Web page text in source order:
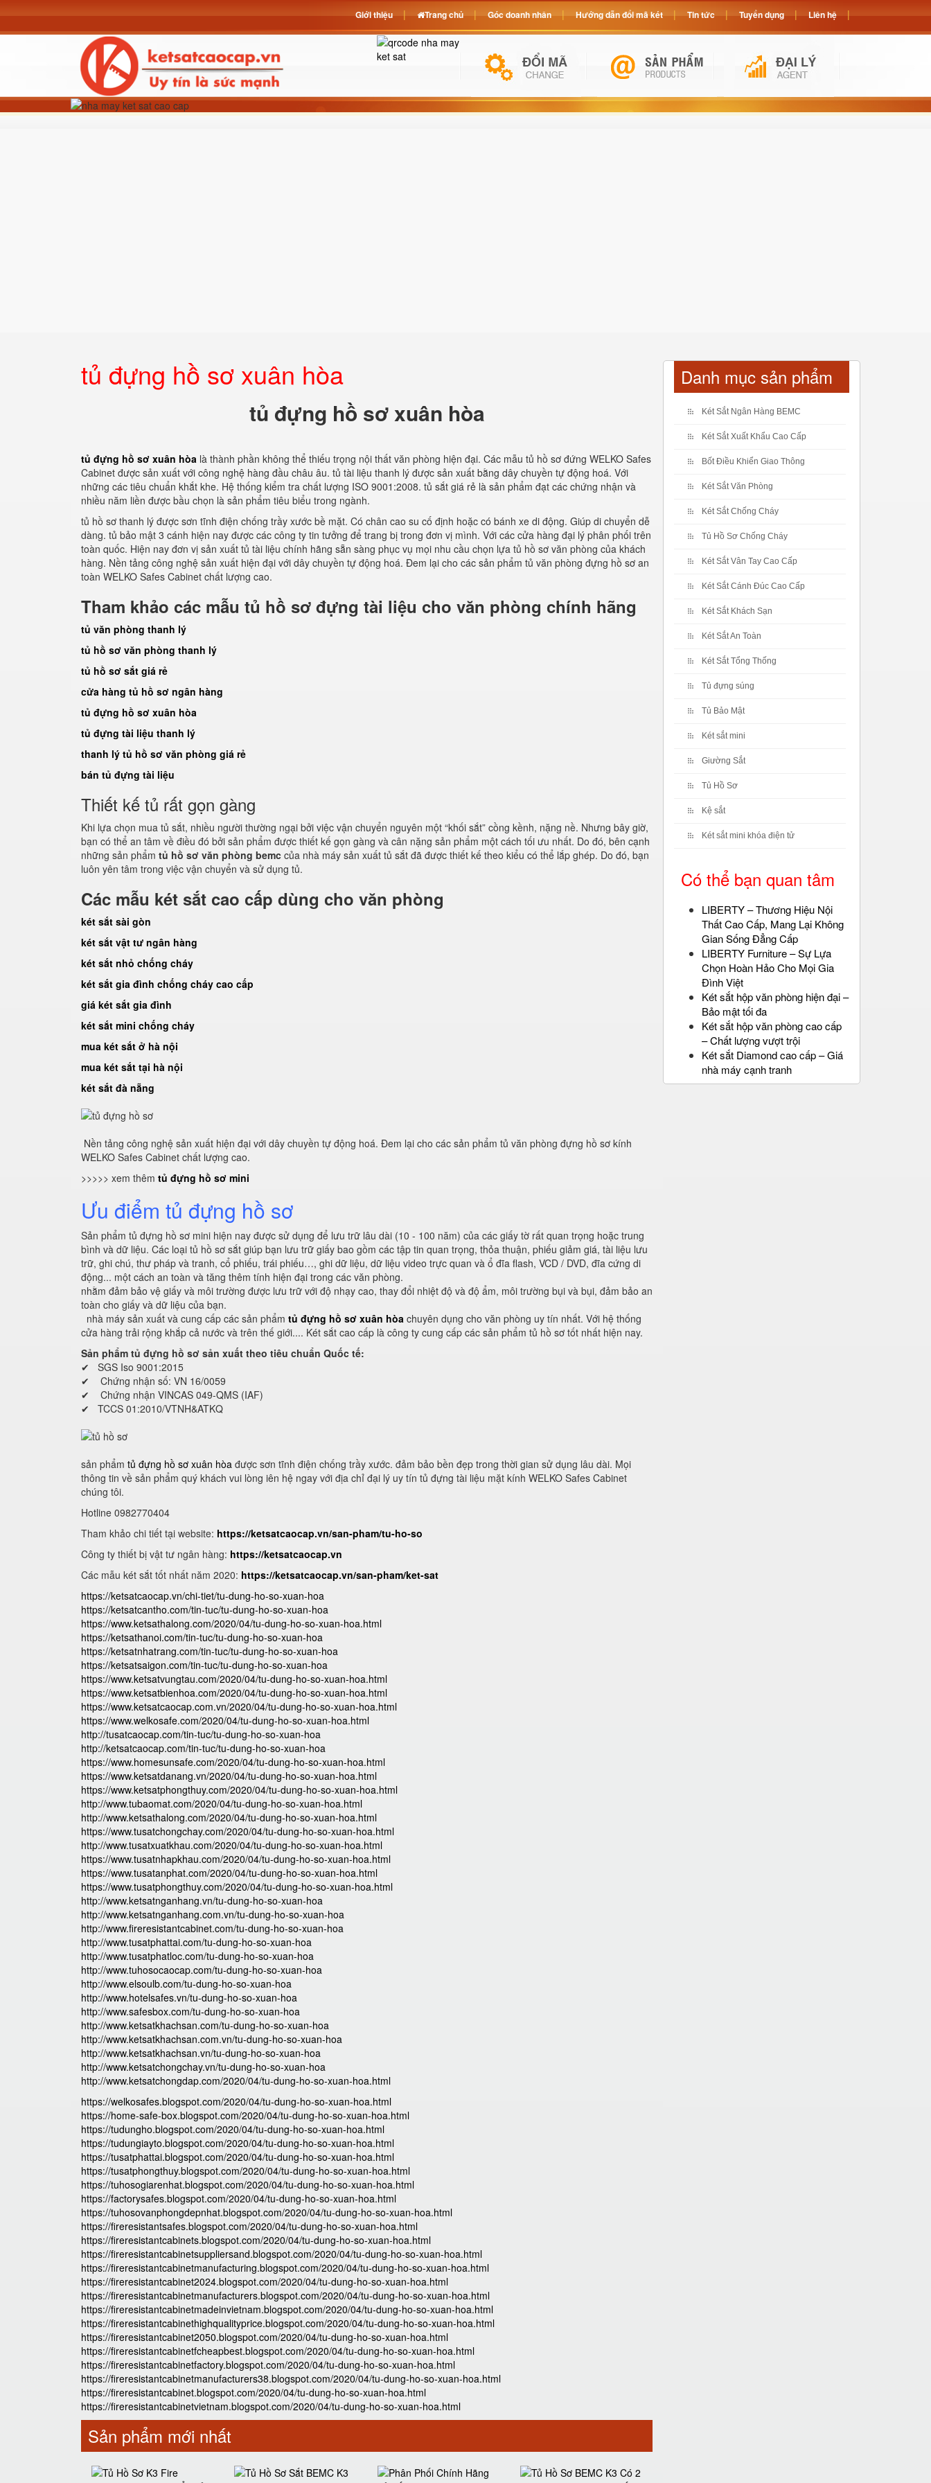
tủ đựng hồ sơ xuân hòa
tủ đựng hồ sơ xuân hòa
tủ đựng hồ sơ xuân hòa là thành phần không thể thiếu trọng nội thất văn phòng hiện đại. Các mẫu tủ hồ sơ đứng WELKO Safes
Cabinet được sản xuất với công nghệ hàng đầu châu âu. tủ tài liệu thanh lý được sản xuất bằng dây chuyền tự động hoá. Với
những các tiêu chuẩn khắt khe. Hệ thống kiểm tra chất lượng ISO 9001:2008. tủ sắt giá rẻ là sản phẩm đạt các chứng nhận và
nhiều năm liền được bầu chọn là sản phẩm tiêu biểu trong ngành.
tủ hồ sơ thanh lý được sơn tĩnh điện chống trầy xước bề mặt. Có chân cao su cố định hoặc có bánh xe di động. Giúp di chuyển dễ
dàng. tủ bảo mật 3 cánh hiện nay được các công ty tin tưởng để trang bị trong đơn vị mình. Với các cửa hàng đại lý phân phối trên
toàn quốc. Hiện nay đơn vị sản xuất tủ tài liệu chính hãng sẵn sàng phục vụ mọi nhu cầu chọn lựa tủ hồ sơ văn phòng của khách
hàng. Nền tảng công nghệ sản xuất hiện đại với dây chuyền tự động hoá. Đem lại cho các sản phẩm tủ văn phòng đựng hồ sơ an
toàn WELKO Safes Cabinet chất lượng cao.
Tham khảo các mẫu tủ hồ sơ đựng tài liệu cho văn phòng chính hãng
tủ văn phòng thanh lý
tủ hồ sơ văn phòng thanh lý
tủ hồ sơ sắt giá rẻ
cửa hàng tủ hồ sơ ngân hàng
tủ đựng hồ sơ xuân hòa
tủ đựng tài liệu thanh lý
thanh lý tủ hồ sơ văn phòng giá rẻ
bán tủ đựng tài liệu
Thiết kế tủ rất gọn gàng
Khi lựa chọn mua tủ sắt, nhiều người thường ngại bởi việc vận chuyển nguyên một “khối sắt” cồng kềnh, nặng nề. Nhưng bây giờ,
bạn có thể an tâm về điều đó bởi sản phẩm được thiết kế gọn gàng và cân nặng sản phẩm một cách tối ưu nhất. Do đó, bên cạnh
những sản phẩm tủ hồ sơ văn phòng bemc của nhà máy sản xuất tủ sắt đã được thiết kế theo kiểu có thể lắp ghép. Do đó, bạn
luôn yên tâm trong việc vận chuyển và sử dụng tủ.
Các mẫu két sắt cao cấp dùng cho văn phòng
két sắt sài gòn
két sắt vật tư ngân hàng
két sắt nhỏ chống cháy
két sắt gia đình chống cháy cao cấp
giá két sắt gia đình
két sắt mini chống cháy
mua két sắt ở hà nội
mua két sắt tại hà nội
két sắt đà nẵng
Nền tảng công nghệ sản xuất hiện đại với dây chuyền tự động hoá. Đem lại cho các sản phẩm tủ văn phòng đựng hồ sơ kính
WELKO Safes Cabinet chất lượng cao.
>>>>> xem thêm tủ đựng hồ sơ mini
Ưu điểm tủ đựng hồ sơ
Sản phẩm tủ đựng hồ sơ mini hiện nay được sử dụng để lưu trữ lâu dài (10 - 100 năm) của các giấy tờ rất quan trọng hoặc trung
bình và dữ liệu. Các loại tủ hồ sơ sắt giúp bạn lưu trữ giấy bao gồm các tập tin quan trọng, thỏa thuận, phiếu giảm giá, tài liệu lưu
trữ, ghi chú, thư pháp và tranh, cổ phiếu, trái phiếu…, ghi dữ liệu, dữ liệu video trực quan và ổ đĩa flash, VCD / DVD, đĩa cứng di
động... một cách an toàn và tăng thêm tính hiện đại trong các văn phòng.
nhằm đảm bảo vệ giấy và môi trường được lưu trữ với độ nhạy cao, thay đổi nhiệt độ và độ ẩm, môi trường bụi và bụi, đảm bảo an
toàn cho giấy và dữ liệu của bạn.
nhà máy sản xuất và cung cấp các sản phẩm tủ đựng hồ sơ xuân hòa chuyên dụng cho văn phòng uy tín nhất. Với hệ thống
cửa hàng trải rộng khắp cả nước và trên thế giới.... Két sắt cao cấp là công ty cung cấp các sản phẩm tủ hồ sơ tốt nhất hiện nay.
Sản phẩm tủ đựng hồ sơ sản xuất theo tiêu chuẩn Quốc tế:
✔ SGS Iso 9001:2015
✔ Chứng nhận số: VN 16/0059
✔ Chứng nhận VINCAS 049-QMS (IAF)
✔ TCCS 01:2010/VTNH&ATKQ
sản phẩm tủ đựng hồ sơ xuân hòa được sơn tĩnh điện chống trầy xước. đảm bảo bền đẹp trong thời gian sử dụng lâu dài. Mọi
thông tin về sản phẩm quý khách vui lòng iên hệ ngay với địa chỉ đại lý uy tín tủ đựng tài liệu mặt kính WELKO Safes Cabinet
chúng tôi.
Hotline 0982770404
Tham khảo chi tiết tại website: https://ketsatcaocap.vn/san-pham/tu-ho-so
Công ty thiết bị vật tư ngân hàng: https://ketsatcaocap.vn
Các mẫu két sắt tốt nhất năm 2020: https://ketsatcaocap.vn/san-pham/ket-sat
https://ketsatcaocap.vn/chi-tiet/tu-dung-ho-so-xuan-hoa
https://ketsatcantho.com/tin-tuc/tu-dung-ho-so-xuan-hoa
https://www.ketsathalong.com/2020/04/tu-dung-ho-so-xuan-hoa.html
https://ketsathanoi.com/tin-tuc/tu-dung-ho-so-xuan-hoa
https://ketsatnhatrang.com/tin-tuc/tu-dung-ho-so-xuan-hoa
https://ketsatsaigon.com/tin-tuc/tu-dung-ho-so-xuan-hoa
https://www.ketsatvungtau.com/2020/04/tu-dung-ho-so-xuan-hoa.html
https://www.ketsatbienhoa.com/2020/04/tu-dung-ho-so-xuan-hoa.html
https://www.ketsatcaocap.com.vn/2020/04/tu-dung-ho-so-xuan-hoa.html
https://www.welkosafe.com/2020/04/tu-dung-ho-so-xuan-hoa.html
http://tusatcaocap.com/tin-tuc/tu-dung-ho-so-xuan-hoa
http://ketsatcaocap.com/tin-tuc/tu-dung-ho-so-xuan-hoa
https://www.homesunsafe.com/2020/04/tu-dung-ho-so-xuan-hoa.html
https://www.ketsatdanang.vn/2020/04/tu-dung-ho-so-xuan-hoa.html
https://www.ketsatphongthuy.com/2020/04/tu-dung-ho-so-xuan-hoa.html
http://www.tubaomat.com/2020/04/tu-dung-ho-so-xuan-hoa.html
http://www.ketsathalong.com/2020/04/tu-dung-ho-so-xuan-hoa.html
https://www.tusatchongchay.com/2020/04/tu-dung-ho-so-xuan-hoa.html
http://www.tusatxuatkhau.com/2020/04/tu-dung-ho-so-xuan-hoa.html
https://www.tusatnhapkhau.com/2020/04/tu-dung-ho-so-xuan-hoa.html
https://www.tusatanphat.com/2020/04/tu-dung-ho-so-xuan-hoa.html
https://www.tusatphongthuy.com/2020/04/tu-dung-ho-so-xuan-hoa.html
http://www.ketsatnganhang.vn/tu-dung-ho-so-xuan-hoa
http://www.ketsatnganhang.com.vn/tu-dung-ho-so-xuan-hoa
http://www.fireresistantcabinet.com/tu-dung-ho-so-xuan-hoa
http://www.tusatphattai.com/tu-dung-ho-so-xuan-hoa
http://www.tusatphatloc.com/tu-dung-ho-so-xuan-hoa
http://www.tuhosocaocap.com/tu-dung-ho-so-xuan-hoa
http://www.elsoulb.com/tu-dung-ho-so-xuan-hoa
http://www.hotelsafes.vn/tu-dung-ho-so-xuan-hoa
http://www.safesbox.com/tu-dung-ho-so-xuan-hoa
http://www.ketsatkhachsan.com/tu-dung-ho-so-xuan-hoa
http://www.ketsatkhachsan.com.vn/tu-dung-ho-so-xuan-hoa
http://www.ketsatkhachsan.vn/tu-dung-ho-so-xuan-hoa
http://www.ketsatchongchay.vn/tu-dung-ho-so-xuan-hoa
http://www.ketsatchongdap.com/2020/04/tu-dung-ho-so-xuan-hoa.html
https://welkosafes.blogspot.com/2020/04/tu-dung-ho-so-xuan-hoa.html
https://home-safe-box.blogspot.com/2020/04/tu-dung-ho-so-xuan-hoa.html
https://tudungho.blogspot.com/2020/04/tu-dung-ho-so-xuan-hoa.html
https://tudungiayto.blogspot.com/2020/04/tu-dung-ho-so-xuan-hoa.html
https://tusatphattai.blogspot.com/2020/04/tu-dung-ho-so-xuan-hoa.html
https://tusatphongthuy.blogspot.com/2020/04/tu-dung-ho-so-xuan-hoa.html
https://tuhosogiarenhat.blogspot.com/2020/04/tu-dung-ho-so-xuan-hoa.html
https://factorysafes.blogspot.com/2020/04/tu-dung-ho-so-xuan-hoa.html
https://tuhosovanphongdepnhat.blogspot.com/2020/04/tu-dung-ho-so-xuan-hoa.html
https://fireresistantsafes.blogspot.com/2020/04/tu-dung-ho-so-xuan-hoa.html
https://fireresistantcabinets.blogspot.com/2020/04/tu-dung-ho-so-xuan-hoa.html
https://fireresistantcabinetsuppliersand.blogspot.com/2020/04/tu-dung-ho-so-xuan-hoa.html
https://fireresistantcabinetmanufacturing.blogspot.com/2020/04/tu-dung-ho-so-xuan-hoa.html
https://fireresistantcabinet2024.blogspot.com/2020/04/tu-dung-ho-so-xuan-hoa.html
https://fireresistantcabinetmanufacturers.blogspot.com/2020/04/tu-dung-ho-so-xuan-hoa.html
https://fireresistantcabinetmadeinvietnam.blogspot.com/2020/04/tu-dung-ho-so-xuan-hoa.html
https://fireresistantcabinethighqualityprice.blogspot.com/2020/04/tu-dung-ho-so-xuan-hoa.html
https://fireresistantcabinet2050.blogspot.com/2020/04/tu-dung-ho-so-xuan-hoa.html
https://fireresistantcabinetfcheapbest.blogspot.com/2020/04/tu-dung-ho-so-xuan-hoa.html
https://fireresistantcabinetfactory.blogspot.com/2020/04/tu-dung-ho-so-xuan-hoa.html
https://fireresistantcabinetmanufacturers38.blogspot.com/2020/04/tu-dung-ho-so-xuan-hoa.html
https://fireresistantcabinet.blogspot.com/2020/04/tu-dung-ho-so-xuan-hoa.html
https://fireresistantcabinetvietnam.blogspot.com/2020/04/tu-dung-ho-so-xuan-hoa.html
Sản phẩm mới nhất
Danh mục sản phẩm
Két Sắt Ngân Hàng BEMC
Két Sắt Xuất Khẩu Cao Cấp
Bốt Điều Khiển Giao Thông
Két Sắt Văn Phòng
Két Sắt Chống Cháy
Tủ Hồ Sơ Chống Cháy
Két Sắt Vân Tay Cao Cấp
Két Sắt Cánh Đúc Cao Cấp
Két Sắt Khách Sạn
Két Sắt An Toàn
Két Sắt Tổng Thống
Tủ đựng súng
Tủ Bảo Mật
Két sắt mini
Giường Sắt
Tủ Hồ Sơ
Kệ sắt
Két sắt mini khóa điện tử
Có thể bạn quan tâm
LIBERTY – Thương Hiệu Nội
Thất Cao Cấp, Mang Lại Không
Gian Sống Đẳng Cấp
LIBERTY Furniture – Sự Lựa
Chọn Hoàn Hảo Cho Mọi Gia
Đình Việt
Két sắt hộp văn phòng hiện đại –
Bảo mật tối đa
Két sắt hộp văn phòng cao cấp
– Chất lượng vượt trội
Két sắt Diamond cao cấp – Giá
nhà máy cạnh tranh
Giới thiệu Trang chủ Góc doanh nhân Hướng dẫn đổi mã két Tin tức Tuyển dụng Liên hệ